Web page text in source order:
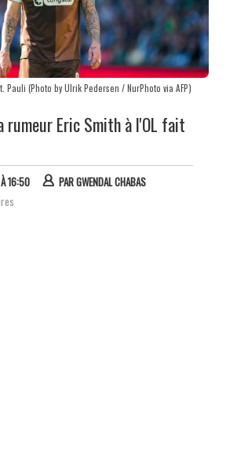
Pauli (Photo by Ulrik Pedersen / NurPhoto via AFP)
rumeur Eric Smith à l'OL fait
16:50 PARGWENDAL CHABAS